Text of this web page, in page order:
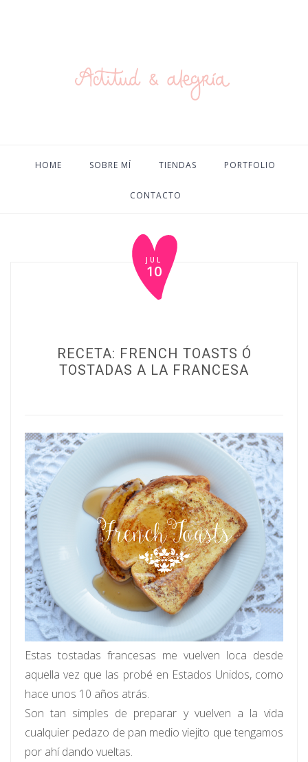
HOME SOBRE MÍ TIENDAS PORTFOLIO
CONTACTO
JUL
10
RECETA: FRENCH TOASTS Ó
TOSTADAS A LA FRANCESA
Estas tostadas francesas me vuelven loca desde
aquella vez que las probé en Estados Unidos, como
hace unos 10 años atrás.
Son tan simples de preparar y vuelven a la vida
cualquier pedazo de pan medio viejito que tengamos
por ahí dando vueltas.